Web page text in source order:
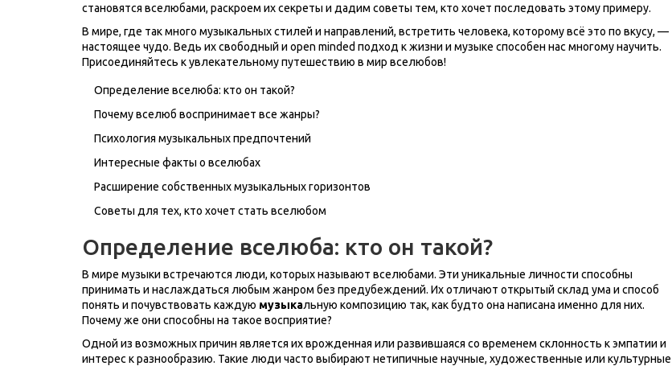
становятся вселюбами, раскроем их секреты и дадим советы тем, кто хочет последовать этому примеру.
В мире, где так много музыкальных стилей и направлений, встретить человека, которому всё это по вкусу, —
настоящее чудо. Ведь их свободный и open minded подход к жизни и музыке способен нас многому научить.
Присоединяйтесь к увлекательному путешествию в мир вселюбов!
Определение вселюба: кто он такой?
Почему вселюб воспринимает все жанры?
Психология музыкальных предпочтений
Интересные факты о вселюбах
Расширение собственных музыкальных горизонтов
Советы для тех, кто хочет стать вселюбом
Определение вселюба: кто он такой?
В мире музыки встречаются люди, которых называют вселюбами. Эти уникальные личности способны
принимать и наслаждаться любым жанром без предубеждений. Их отличают открытый склад ума и способ
понять и почувствовать каждую музыкальную композицию так, как будто она написана именно для них.
Почему же они способны на такое восприятие?
Одной из возможных причин является их врожденная или развившаяся со временем склонность к эмпатии и
интерес к разнообразию. Такие люди часто выбирают нетипичные научные, художественные или культурные